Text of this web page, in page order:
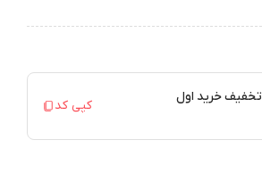
تخفیف خرید اول
کپی کد